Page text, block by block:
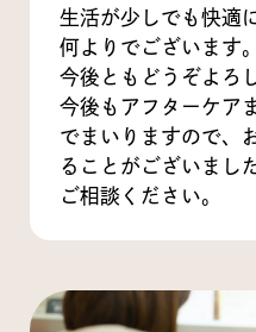
生活が少しでも快適
何よりでございます。
今後ともどうぞよろ
今後もアフターケア
でまいりますので、
ることがございまし
ご相談ください。